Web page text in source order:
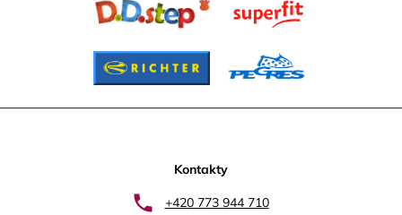
Z
Kontakty
+420 773 944 710